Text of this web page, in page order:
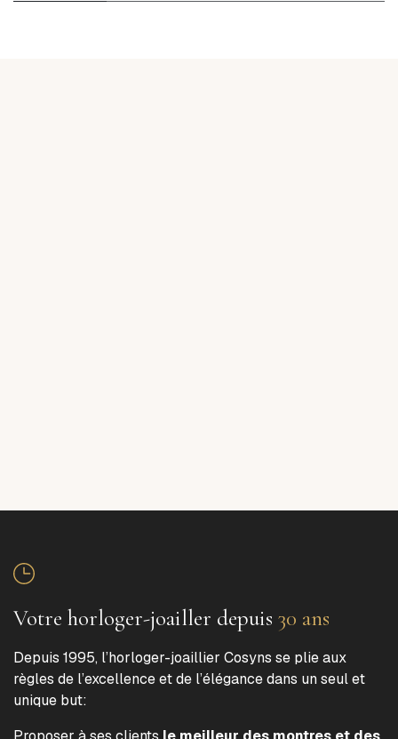
Votre horloger-joailler depuis 30 ans
Depuis 1995, l’horloger-joaillier Cosyns se plie aux
règles de l’excellence et de l’élégance dans un seul et
unique but: